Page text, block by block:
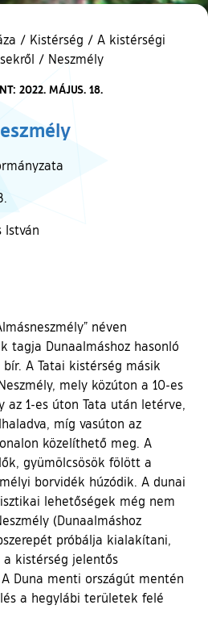
/ Kistérség / A kistérségi
/ Neszmély
2022. MÁJUS. 18.
István
hivatkozás)
néven
tagja Dunaalmáshoz hasonló
A Tatai kistérség másik
mely közúton a 10-es
az 1-es úton Tata után letérve,
míg vasúton az
közelíthető meg. A
gyümölcsösök fölött a
borvidék húzódik. A dunai
lehetőségek még nem
(Dunaalmáshoz
próbálja kialakítani,
kistérség jelentős
Duna menti országút mentén
a hegylábi területek felé